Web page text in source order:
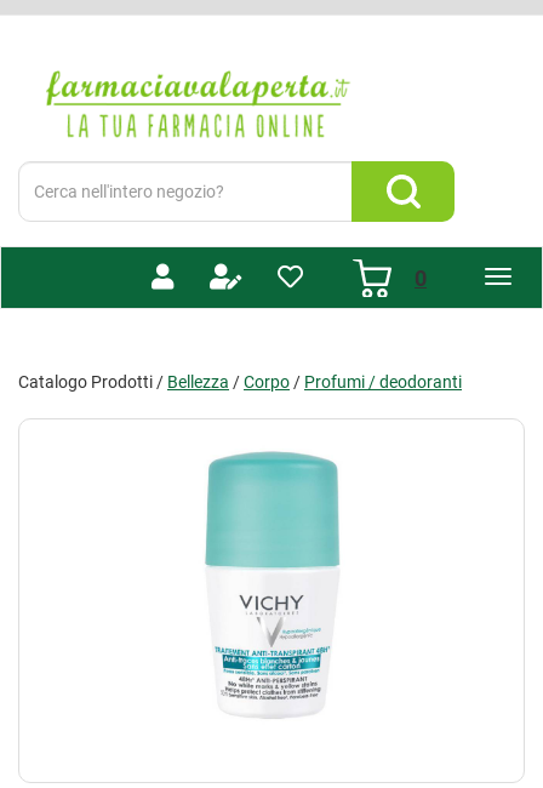
principale
Valaperta
Cerca
Prodotto
Cerca Prodotto
0prodotti
Catalogo Prodotti / Bellezza /Corpo / Profumi / deodoranti